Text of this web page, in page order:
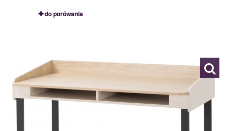
do porówania